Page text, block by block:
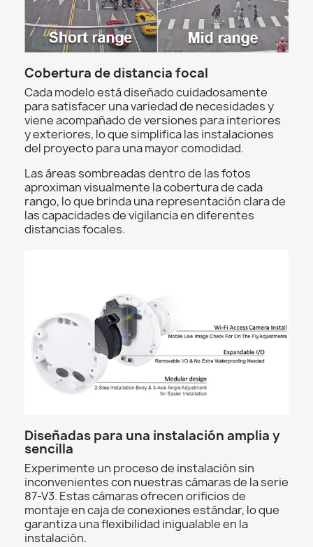
Cobertura de distancia focal
Cada modelo está diseñado cuidadosamente
para satisfacer una variedad de necesidades y
viene acompañado de versiones para interiores
y exteriores, lo que simplifica las instalaciones
del proyecto para una mayor comodidad.
Las áreas sombreadas dentro de las fotos
aproximan visualmente la cobertura de cada
rango, lo que brinda una representación clara de
las capacidades de vigilancia en diferentes
distancias focales.
Diseñadas para una instalación amplia y
sencilla
Experimente un proceso de instalación sin
inconvenientes con nuestras cámaras de la serie
87-V3. Estas cámaras ofrecen orificios de
montaje en caja de conexiones estándar, lo que
garantiza una flexibilidad inigualable en la
instalación.